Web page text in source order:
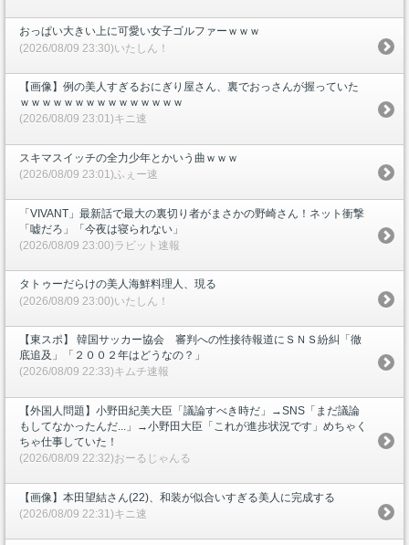
おっぱい大きい上に可愛い女子ゴルファーｗｗｗ
(2026/08/09 23:30)いたしん！
【画像】例の美人すぎるおにぎり屋さん、裏でおっさんが握っていた
ｗｗｗｗｗｗｗｗｗｗｗｗｗｗｗ
(2026/08/09 23:01)キニ速
スキマスイッチの全力少年とかいう曲ｗｗｗ
(2026/08/09 23:01)ふぇー速
「VIVANT」最新話で最大の裏切り者がまさかの野崎さん！ネット衝撃
「嘘だろ」「今夜は寝られない」
(2026/08/09 23:00)ラビット速報
タトゥーだらけの美人海鮮料理人、現る
(2026/08/09 23:00)いたしん！
【東スポ】 韓国サッカー協会 審判への性接待報道にＳＮＳ紛糾「徹
底追及」「２００２年はどうなの？」
(2026/08/09 22:33)キムチ速報
【外国人問題】小野田紀美大臣「議論すべき時だ」→SNS「まだ議論
もしてなかったんだ...」→小野田大臣「これが進歩状況です」めちゃく
ちゃ仕事していた！
(2026/08/09 22:32)おーるじゃんる
【画像】本田望結さん(22)、和装が似合いすぎる美人に完成する
(2026/08/09 22:31)キニ速